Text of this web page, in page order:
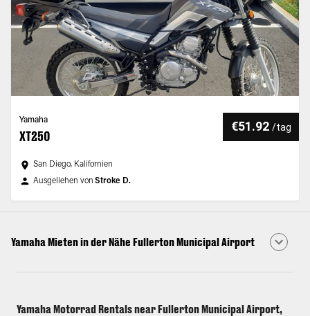
Yamaha
XT250
€51.92 /tag
San Diego, Kalifornien
Ausgeliehen von Stroke D.
Yamaha Mieten in der Nähe Fullerton Municipal Airport
Yamaha Motorrad Rentals near Fullerton Municipal Airport,